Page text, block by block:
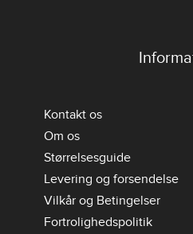
Kontakt os
Om os
Størrelsesguide
Levering og forsendelse
Vilkår og Betingelser
Fortrolighedspolitik